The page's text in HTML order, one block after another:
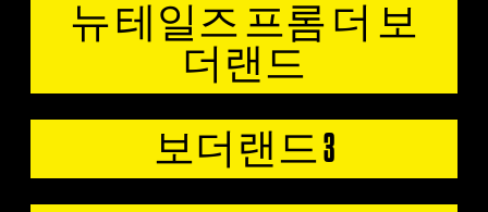
뉴 테일즈 프롬 더 보
더랜드
보더랜드 3